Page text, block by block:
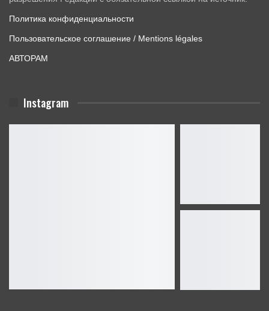
Политика конфиденциальности
Пользовательское соглашение / Mentions légales
АВТОРАМ
Instagram